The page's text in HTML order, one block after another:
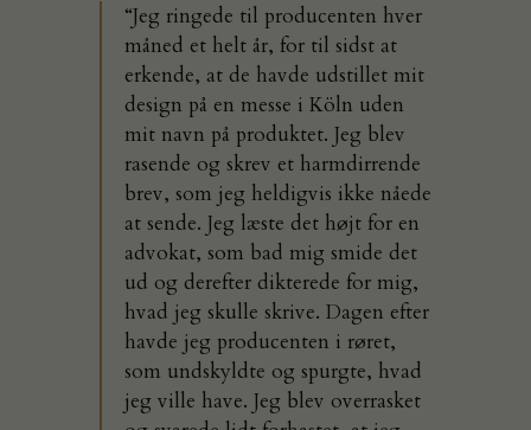
“Jeg ringede til producenten hver
måned et helt år, for til sidst at
erkende, at de havde udstillet mit
design på en messe i Köln uden
mit navn på produktet. Jeg blev
rasende og skrev et harmdirrende
brev, som jeg heldigvis ikke nåede
at sende. Jeg læste det højt for en
advokat, som bad mig smide det
ud og derefter dikterede for mig,
hvad jeg skulle skrive. Dagen efter
havde jeg producenten i røret,
som undskyldte og spurgte, hvad
jeg ville have. Jeg blev overrasket